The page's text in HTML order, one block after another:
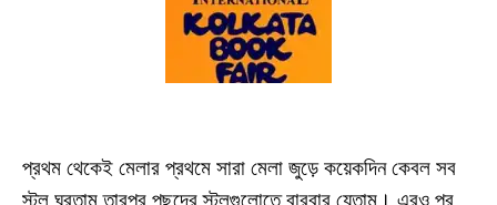
প্রথম থেকেই মেলার প্রথমে সারা মেলা জুড়ে কয়েকদিন কেবল সব
স্টল ঘুরতাম তারপর পছন্দের স্টলগুলোতে বারবার যেতাম। এরও পর